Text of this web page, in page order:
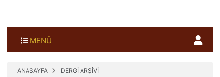
MENÜ
ANASAYFA
DERGİ ARŞİVİ